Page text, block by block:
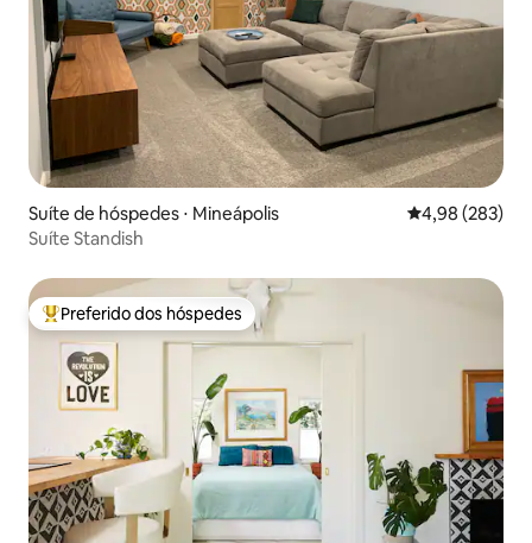
Suíte de hóspedes ⋅ Mineápolis 4,98 de uma
4,98 (283)
Suíte Standish
Entre os melhores preferidos dos hóspedes
Preferido dos hóspedes